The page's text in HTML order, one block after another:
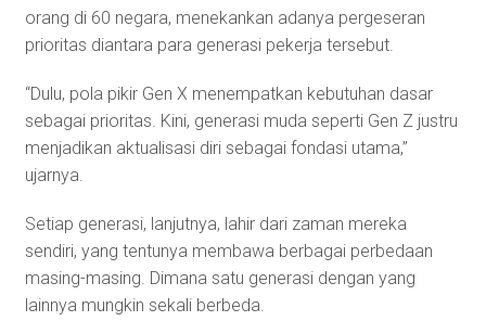
orang di 60 negara, menekankan adanya pergeseran
prioritas diantara para generasi pekerja tersebut.
“Dulu, pola pikir Gen X menempatkan kebutuhan dasar
sebagai prioritas. Kini, generasi muda seperti Gen Z justru
menjadikan aktualisasi diri sebagai fondasi utama,”
ujarnya.
Setiap generasi, lanjutnya, lahir dari zaman mereka
sendiri, yang tentunya membawa berbagai perbedaan
masing-masing. Dimana satu generasi dengan yang
lainnya mungkin sekali berbeda.